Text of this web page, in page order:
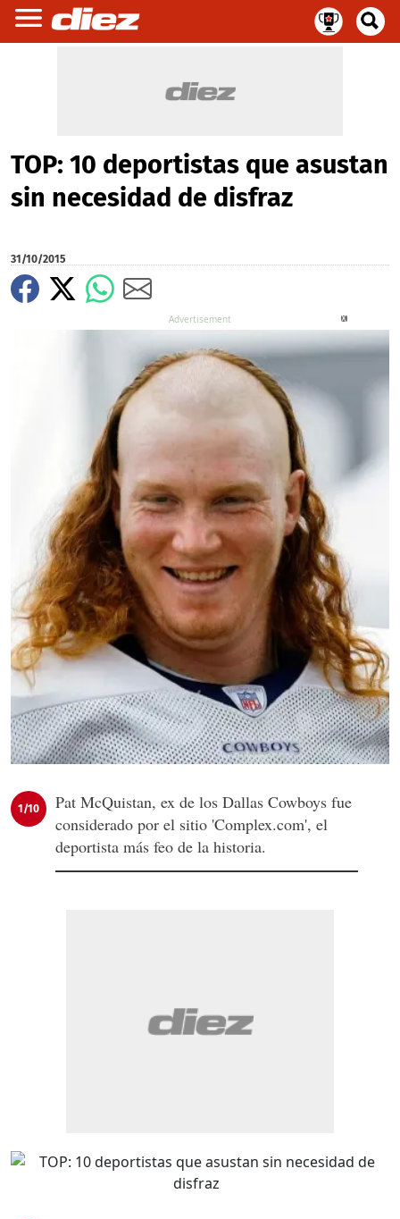
TOP: 10 deportistas que asustan
sin necesidad de disfraz
31/10/2015
1/10
Pat McQuistan, ex de los Dallas Cowboys fue
considerado por el sitio 'Complex.com', el
deportista más feo de la historia.
X